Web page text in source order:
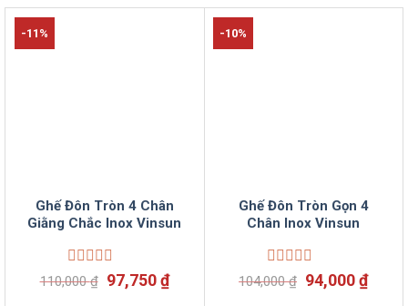
-11%
Ghế Đôn Tròn 4 Chân
Giằng Chắc Inox Vinsun
Được
110,000₫ Giá
gốc
97,750₫Giá
hiện
-10%
Ghế Đôn Tròn Gọn 4
Chân Inox Vinsun
Được
104,000₫ Giá
gốc
94,000₫Giá